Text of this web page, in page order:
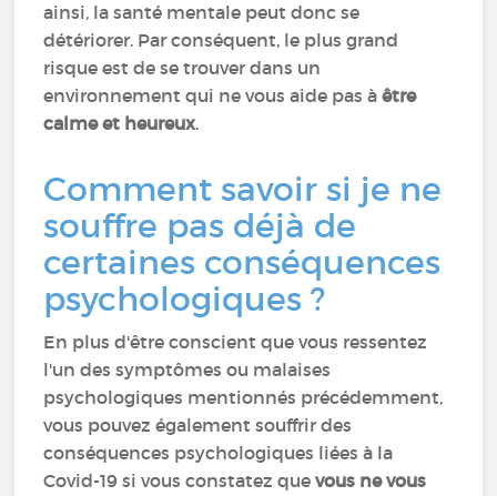
ainsi, la santé mentale peut donc se
détériorer. Par conséquent, le plus grand
risque est de se trouver dans un
environnement qui ne vous aide pas àêtre
calme et heureux.
Comment savoir si je ne
souffre pas déjà de
certaines conséquences
psychologiques ?
En plus d'être conscient que vous ressentez
l'un des symptômes ou malaises
psychologiques mentionnés précédemment,
vous pouvez également souffrir des
conséquences psychologiques liées à la
Covid-19 si vous constatez quevous ne vous